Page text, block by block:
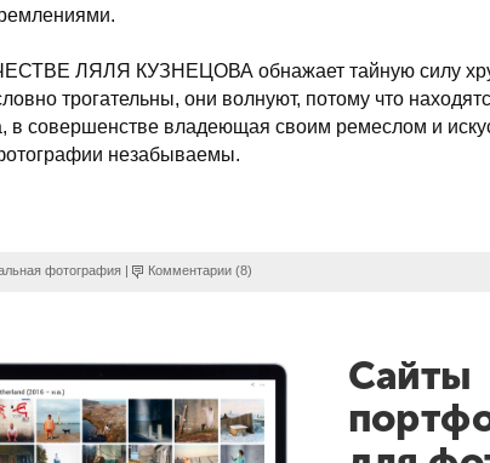
ЛЯЛЯ КУЗНЕЦОВА обнажает тайную силу
трогательны, они волнуют, потому что
в совершенстве владеющая своим ремеслом и
незабываемы.
фотография | Комментарии (8)
Сайты